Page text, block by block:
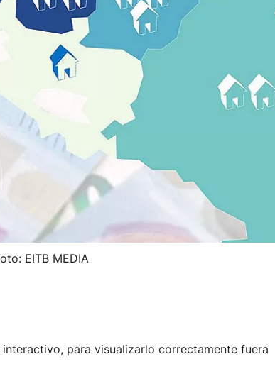
EITB MEDIA
para visualizarlo correctamente fuera